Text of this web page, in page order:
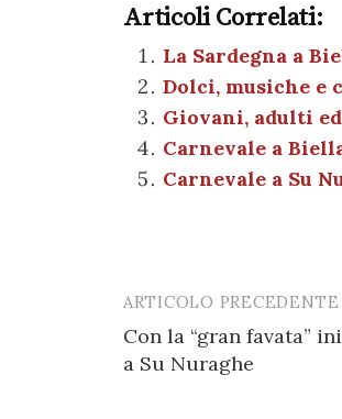
c
e
b
o
o
it
te
r
er
es
t
Articoli Correlati:
La Sardegna a
Dolci, musiche e
Giovani, adulti
Carnevale a
Carnevale a Su
Post
navigation
ARTICOLO PRECEDENTE
Con la “gran favata”
a Su Nuraghe